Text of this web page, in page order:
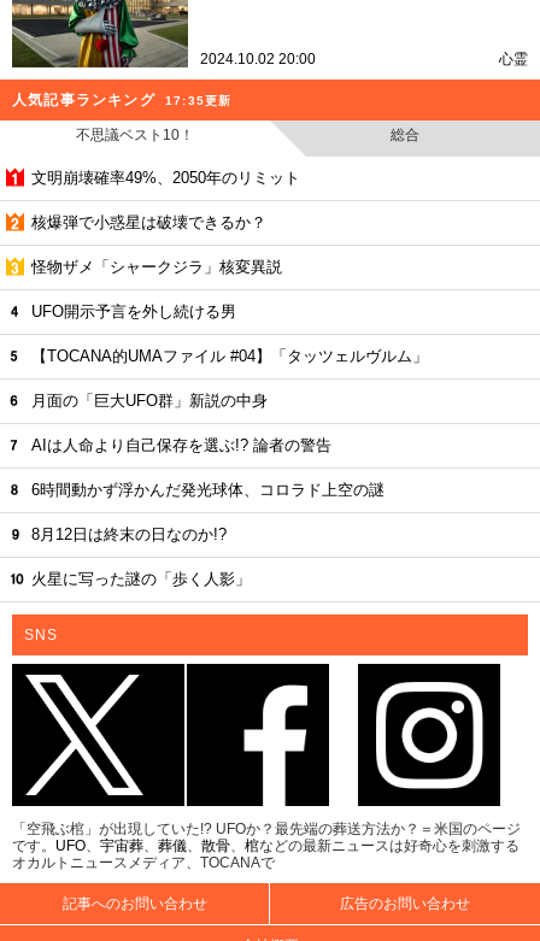
2024.10.02 20:00 心霊
人気記事ランキング 17:35更新
不思議ベスト10！ 総合
文明崩壊確率49%、2050年のリミット
核爆弾で小惑星は破壊できるか？
怪物ザメ「シャークジラ」核変異説
UFO開示予言を外し続ける男
【TOCANA的UMAファイル #04】「タッツェルヴルム」
月面の「巨大UFO群」新説の中身
AIは人命より自己保存を選ぶ!? 論者の警告
6時間動かず浮かんだ発光球体、コロラド上空の謎
8月12日は終末の日なのか!?
火星に写った謎の「歩く人影」
SNS
「空飛ぶ棺」が出現していた!? UFOか？最先端の葬送方法か？＝米国のページ
です。 UFO、 宇宙葬、 葬儀、 散骨、 棺などの最新ニュースは好奇心を刺激する
オカルトニュースメディア、TOCANAで
記事へのお問い合わせ 広告のお問い合わせ